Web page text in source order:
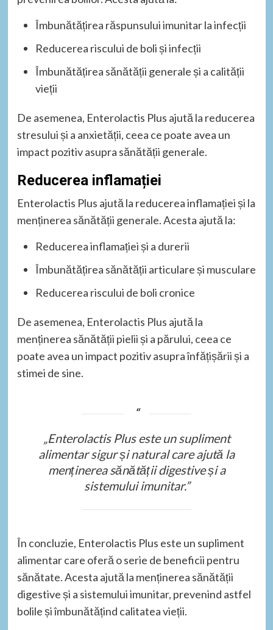
Îmbunătățirea răspunsului imunitar la infecții
Reducerea riscului de boli și infecții
Îmbunătățirea sănătății generale și a calității
vieții
De asemenea, Enterolactis Plus ajută la reducerea
stresului și a anxietății, ceea ce poate avea un
impact pozitiv asupra sănătății generale.
Reducerea inflamației
Enterolactis Plus ajută la reducerea inflamației și la
menținerea sănătății generale. Acesta ajută la:
Reducerea inflamației și a durerii
Îmbunătățirea sănătății articulare și musculare
Reducerea riscului de boli cronice
De asemenea, Enterolactis Plus ajută la
menținerea sănătății pielii și a părului, ceea ce
poate avea un impact pozitiv asupra înfățișării și a
stimei de sine.
„Enterolactis Plus este un supliment
alimentar sigur și natural care ajută la
menținerea sănătății digestive și a
sistemului imunitar.”
În concluzie, Enterolactis Plus este un supliment
alimentar care oferă o serie de beneficii pentru
sănătate. Acesta ajută la menținerea sănătății
digestive și a sistemului imunitar, prevenind astfel
bolile și îmbunătățind calitatea vieții.